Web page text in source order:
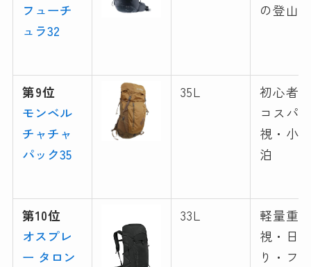
フューチ
ュラ32
の登山
第9位
モンベル
チャチャ
パック35
35L
初心者
コスパ
視・小
泊
第10位
オスプレ
ー タロン
33L
軽量重
視・日
り・フ